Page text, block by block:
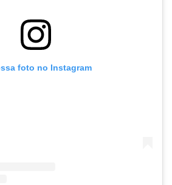
foto no Instagram